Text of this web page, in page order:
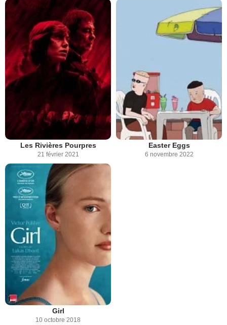
Les Rivières Pourpres
21 février 2021
Easter Eggs
6 novembre 2022
Girl
10 octobre 2018